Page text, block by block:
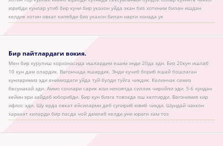
юрибди кунлар утиб бир куни бир укахон уйда экан биз хотиним билан ишдан
келдик хотин овкат килябди биз укахон билан нарги хонада ук
Бир пайтлардаги вокия.
Мен бир курулиш корхонасида ишлардим ешим энди 20да эди. Биз 20кун ишлаб
10 кун дам олардик. Вагончада яшардик. Энди кучиб бориб яшай бошлаган
кунларимиз эди енимиздаги уйда туй булди туйга чикдик. Келинчак семиз
бесунакай эди. Аммо сочлари сарик юзи нихоятда силлик чиройли эди. 5-6 кундан
кейин эри хайдаб юборибди. Бир кун бизга товокда ош келтирди. Вагонимиз кир
ифлос эди. Шу ерда овкат ейсиларми деб супириб ювиб чикди. Шундай чаккон
харакат киларди бир пасда чой дамлаб келди.уни юраги хам тоз